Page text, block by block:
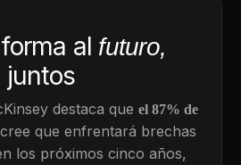
al futuro,
juntos
destaca que el 87% de
que enfrentará brechas
los próximos cinco años,